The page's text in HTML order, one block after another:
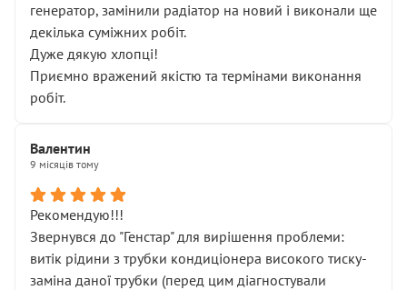
генератор, замінили радіатор на новий і виконали ще
декілька суміжних робіт.
Дуже дякую хлопці!
Приємно вражений якістю та термінами виконання
робіт.
Валентин
9 місяців тому
Рекомендую!!!
Звернувся до "Генстар" для вирішення проблеми:
витік рідини з трубки кондиціонера високого тиску-
заміна даної трубки (перед цим діагностували